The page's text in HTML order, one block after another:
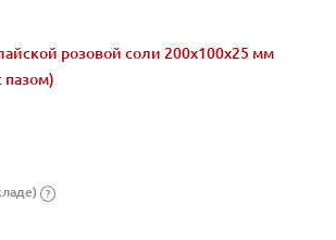
розовой соли 200x100x25 мм
?